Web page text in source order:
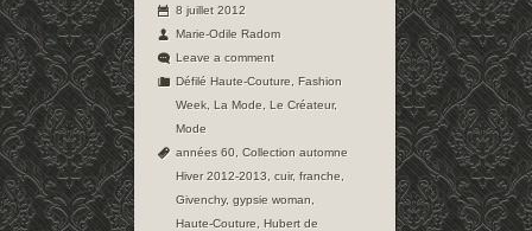
8 juillet 2012
Marie-Odile Radom
Leave a comment
Défilé Haute-Couture
Fashion
Week La Mode Le Créateur,
Mode
années 60 Collection automne
Hiver 2012-2013 cuir, franche
Givenchy, gypsie woman
Haute-Couture
Hubert de